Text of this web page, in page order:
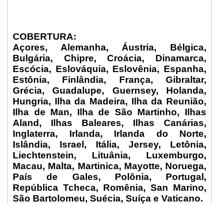
COBERTURA:
Açores, Alemanha, Áustria, Bélgica,
Bulgária, Chipre, Croácia, Dinamarca,
Escócia, Eslováquia, Eslovênia, Espanha,
Estônia, Finlândia, França, Gibraltar,
Grécia, Guadalupe, Guernsey, Holanda,
Hungria, Ilha da Madeira, Ilha da Reunião,
Ilha de Man, Ilha de São Martinho, Ilhas
Aland, Ilhas Baleares, Ilhas Canárias,
Inglaterra, Irlanda, Irlanda do Norte,
Islândia, Israel, Itália, Jersey, Letônia,
Liechtenstein, Lituânia, Luxemburgo,
Macau, Malta, Martinica, Mayotte, Noruega,
País de Gales, Polônia, Portugal,
República Tcheca, Romênia, San Marino,
São Bartolomeu, Suécia, Suíça e Vaticano.